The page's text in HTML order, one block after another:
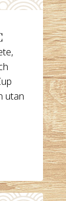
utan